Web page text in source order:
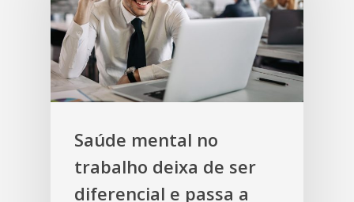
Saúde mental no
trabalho deixa de ser
diferencial e passa a